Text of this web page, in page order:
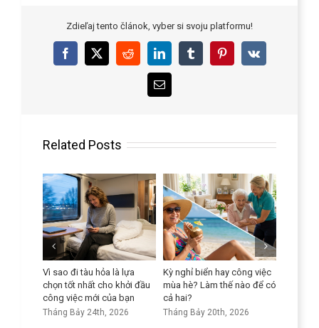
Zdieľaj tento článok, vyber si svoju platformu!
Facebook
X RedditLinkedInTumblrPinterest
Vk
Email
Related Posts
Vì sao đi tàu hỏa là lựa
chọn tốt nhất cho khởi đầu
công việc mới của bạn
Tháng Bảy 24th, 2026
Kỳ nghỉ biển hay công việc
mùa hè? Làm thế nào để có
cả hai?
Tháng Bảy 20th, 2026